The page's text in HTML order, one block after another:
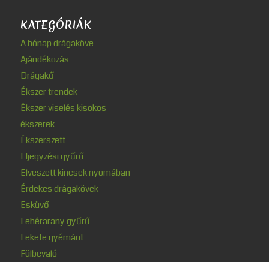
KATEGÓRIÁK
A hónap drágaköve
Ajándékozás
Drágakő
Ékszer trendek
Ékszer viselés kisokos
ékszerek
Ékszerszett
Eljegyzési gyűrű
Elveszett kincsek nyomában
Érdekes drágakövek
Esküvő
Fehérarany gyűrű
Fekete gyémánt
Fülbevaló